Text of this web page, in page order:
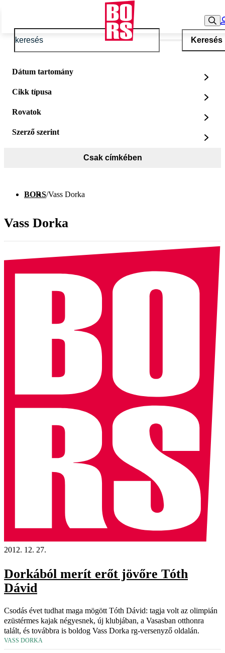
Keresés
Dátum tartomány
Cikk típusa
Rovatok
Szerző szerint
Csak címkében
BORS/Vass Dorka
Vass Dorka
2012. 12. 27.
Dorkából merít erőt jövőre Tóth
Dávid
Csodás évet tudhat maga mögött Tóth Dávid: tagja volt az olimpián
ezüstérmes kajak négyesnek, új klubjában, a Vasasban otthonra
talált, és továbbra is boldog Vass Dorka rg-versenyző oldalán.
VASS DORKA